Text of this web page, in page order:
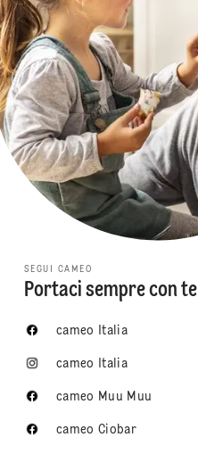
SEGUI CAMEO
Portaci sempre con te
cameo Italia
cameo Italia
cameo Muu Muu
cameo Ciobar